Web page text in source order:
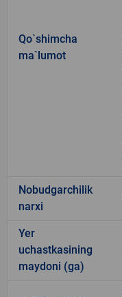
Qo`shimcha
ma`lumot
Nobudgarchilik
narxi
Yer
uchastkasining
maydoni (ga)